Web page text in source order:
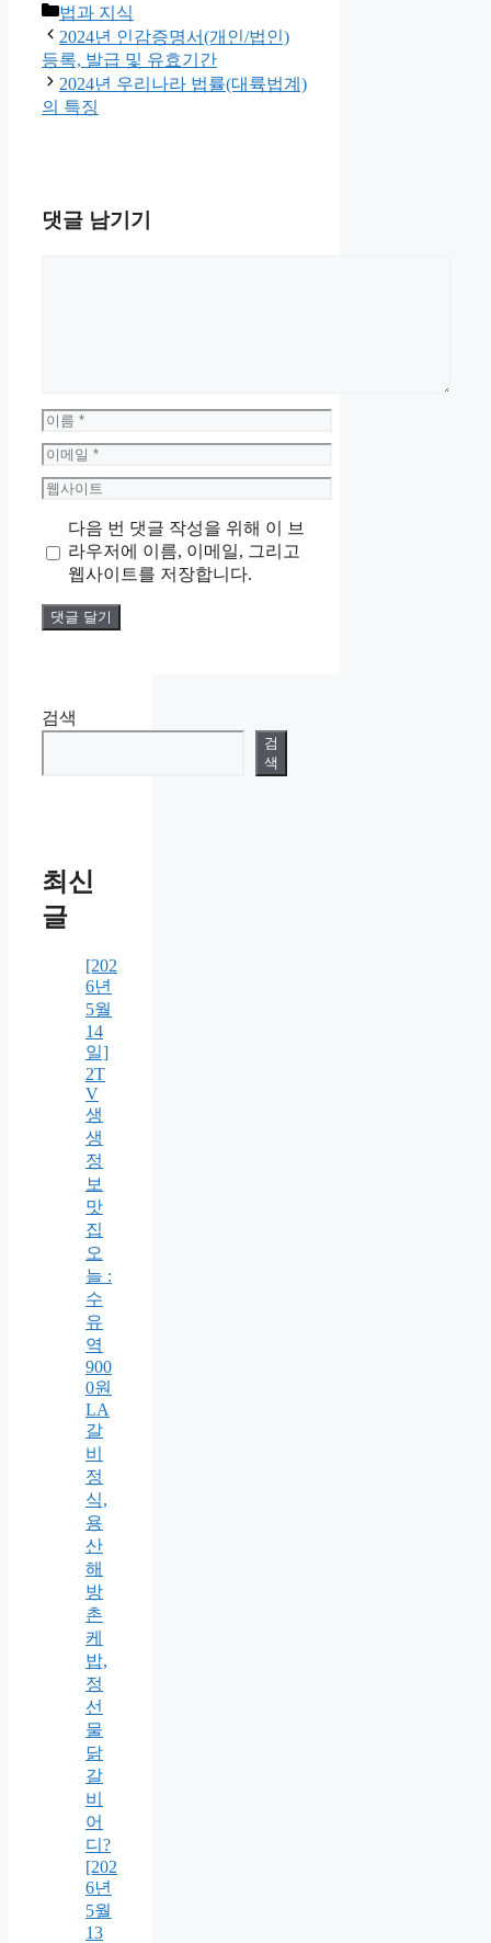
카
테
고
리
법과 지식
2024년 인감증명서(개인/법인)
등록, 발급 및 유효기간
2024년 우리나라 법률(대륙법계)
의 특징
댓글 남기기
이
름
이
메
일
웹
트
다음 번 댓글 작성을 위해 이 브
라우저에 이름, 이메일, 그리고
웹사이트를 저장합니다.
검색
검
색
최신
글
[202
6년
5월
14
일]
2T
V
생
생
정
보
맛
집
오
늘 :
수
유
역
900
0원
LA
갈
비
정
식,
용
산
해
방
촌
케
밥,
정
선
물
닭
갈
비
어
디?
[202
6년
5월
13